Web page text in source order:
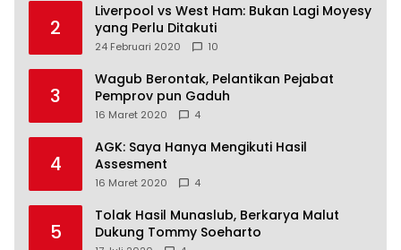
2
Liverpool vs West Ham: Bukan Lagi Moyesy
yang Perlu Ditakuti
24 Februari 2020 10
3
Wagub Berontak, Pelantikan Pejabat
Pemprov pun Gaduh
16 Maret 2020 4
4
AGK: Saya Hanya Mengikuti Hasil
Assesment
16 Maret 2020 4
5
Tolak Hasil Munaslub, Berkarya Malut
Dukung Tommy Soeharto